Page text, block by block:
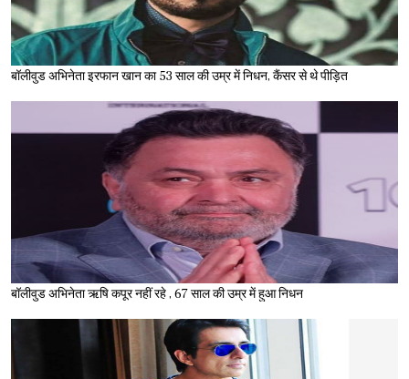
बॉलीवुड अभिनेता इरफान खान का 53 साल की उम्र में निधन, कैंसर से थे पीड़ित
बॉलीवुड अभिनेता ऋषि कपूर नहीं रहे , 67 साल की उम्र में हुआ निधन